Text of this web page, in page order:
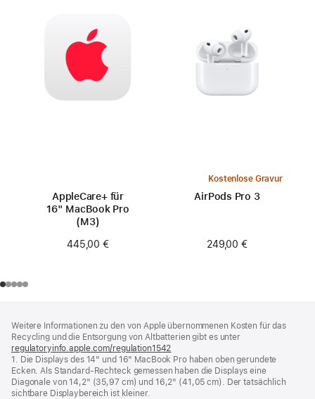
AppleCare+ für
16" MacBook Pro
(M3)
445,00 €
Kostenlose Gravur
AirPods Pro 3
249,00 €
Weitere Informationen zu den von Apple übernommenen Kosten für das
Recycling und die Entsorgung von Altbatterien gibt es unter
regulatoryinfo.apple.com/regulation1542
ein
neues
Fenster)
1. Die Displays des 14" und 16" MacBook Pro haben oben gerundete
Ecken. Als Standard-Rechteck gemessen haben die Displays eine
Diagonale von 14,2" (35,97 cm) und 16,2" (41,05 cm). Der tatsächlich
sichtbare Displaybereich ist kleiner.